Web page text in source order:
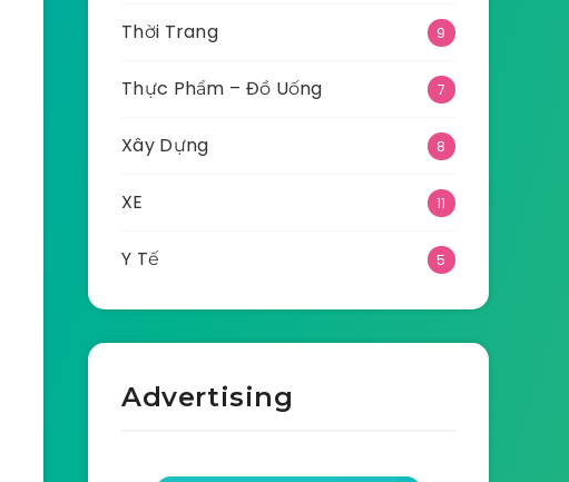
Thời Trang 9
Thực Phẩm – Đồ Uống 7
Xây Dựng 8
XE 11
Y Tế 5
Advertising